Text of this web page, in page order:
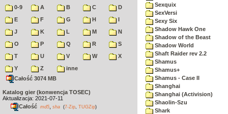
0-9 A B C
D
E
F G H
I
J
K L M
N
O
P Q R
S
T
U V W
X
Y
Z
inne
Całość 3074 MB
Katalog gier (konwencja TOSEC)
Aktualizacja: 2021-07-11
Całość md5 sha (7-Zip TUGZip)
Sexquix
SexVersi
Sexy Six
Shadow Hawk One
Shadow of the Beast
Shadow World
Shaft Raider rev 2.2
Shamus
Shamus+
Shamus - Case II
Shanghai
Shanghai (Activision)
Shaolin-Szu
Shark